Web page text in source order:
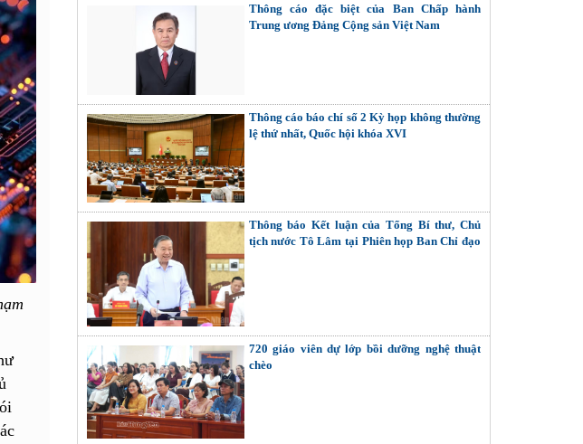
Thông cáo đặc biệt của Ban Chấp hành
Trung ương Đảng Cộng sản Việt Nam
Thông cáo báo chí số 2 Kỳ họp không thường
lệ thứ nhất, Quốc hội khóa XVI
Thông báo Kết luận của Tổng Bí thư, Chủ
tịch nước Tô Lâm tại Phiên họp Ban Chỉ đạo
720 giáo viên dự lớp bồi dưỡng nghệ thuật
chèo